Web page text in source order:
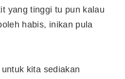
yang tinggi tu pun kalau
habis, inikan pula
kita sediakan